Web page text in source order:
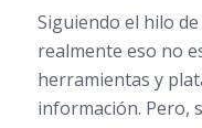
Siguiendo el hilo
realmente eso no
herramientas y
información. Pero,